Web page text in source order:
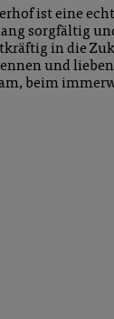
ist eine
sorgfältig
in die
und
beim